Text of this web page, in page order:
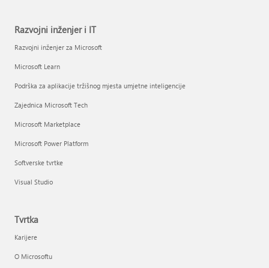
Razvojni inženjer i IT
Razvojni inženjer za Microsoft
Microsoft Learn
Podrška za aplikacije tržišnog mjesta umjetne inteligencije
Zajednica Microsoft Tech
Microsoft Marketplace
Microsoft Power Platform
Softverske tvrtke
Visual Studio
Tvrtka
Karijere
O Microsoftu